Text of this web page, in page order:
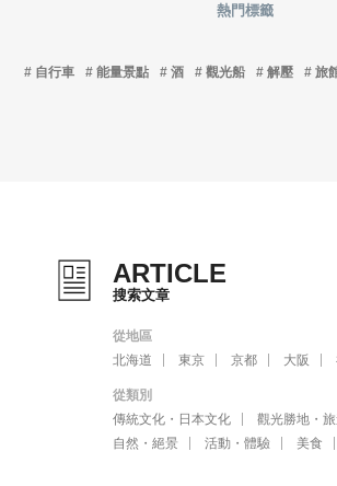
熱門標籤
自行車 能量景點 酒 觀光船 解壓 旅
ARTICLE
搜索文章
從地區
北海道
東京 京都 大阪
從類別
傳統文化・日本文化
觀光勝地・
自然・絕景
活動・體驗 美食